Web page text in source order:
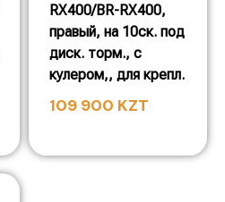
RX400/BR-RX400,
правый, на 10ск. под
диск. торм., c
кулером,, для крепл.
109 900 KZT